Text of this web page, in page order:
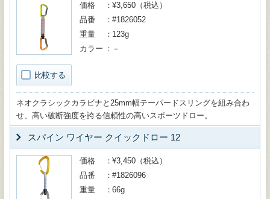
比較する
価格
¥3,650（税込）
品番
#1826052
重量
123g
カラー
－
ネオクラシックカラビナと25mm幅テーパードスリングを組み合わ
せ、高い破断強度を誇る信頼性の高いスポーツドロー。
スパイン ワイヤー クイックドロー 12
価格
¥3,450（税込）
品番
#1826096
重量
66g